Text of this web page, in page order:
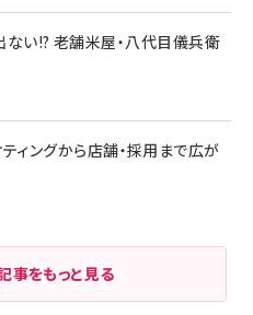
い!? 老舗米屋・八代目儀兵衛
ティングから店舗・採用まで広が
事をもっと見る